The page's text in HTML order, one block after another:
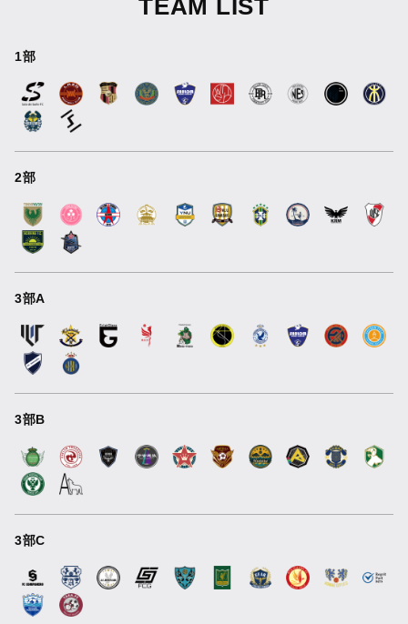
TEAM LIST
1部
2部
3部A
3部B
3部C